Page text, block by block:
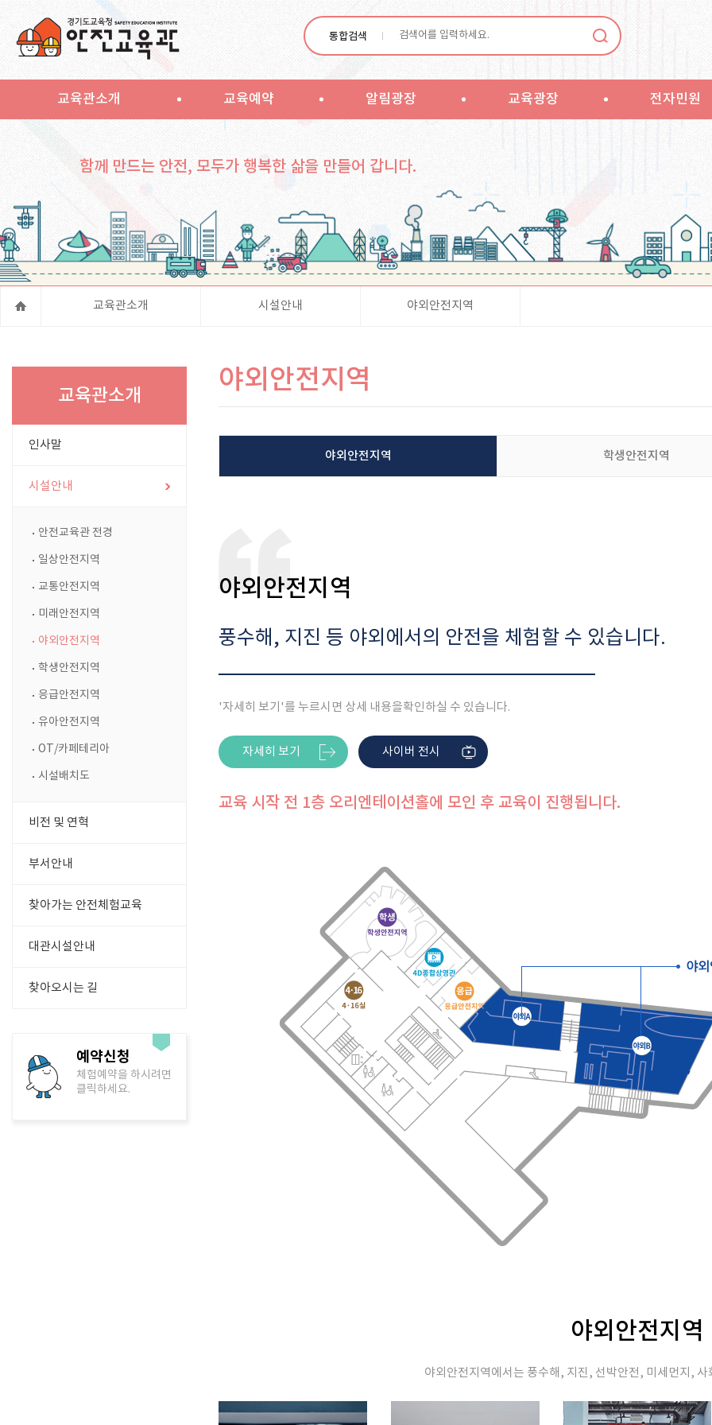
통합검색
교육관소개 교육예약 알림광장 교육광장 전자민원
함께 만드는 안전, 모두가 행복한 삶을 만들어 갑니다.
교육관소개 시설안내 야외안전지역
교육관소개
인사말
시설안내
안전교육관 전경
일상안전지역
교통안전지역
미래안전지역
야외안전지역
학생안전지역
응급안전지역
유아안전지역
OT/카페테리아
시설배치도
비전 및 연혁
부서안내
찾아가는 안전체험교육
대관시설안내
찾아오시는 길
예약신청
체험예약을 하시려면
클릭하세요.
야외안전지역
야외안전지역 학생안전지역
야외안전지역
풍수해, 지진 등 야외에서의 안전을 체험할 수 있습니다.
'자세히 보기'를 누르시면 상세 내용을확인하실 수 있습니다.
자세히 보기 사이버 전시
교육 시작 전 1층 오리엔테이션홀에 모인 후 교육이 진행됩니다.
야외안전지역
야외안전지역에서는 풍수해, 지진, 선박안전, 미세먼지, 사